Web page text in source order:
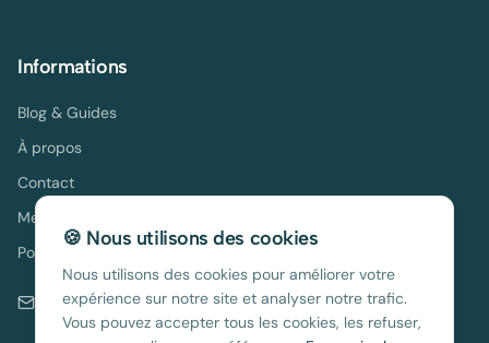
Informations
Blog & Guides
À propos
Contact
Mentions légales
Politique de confidentialité
contact@location-espagne.com
🍪 Nous utilisons des cookies
Nous utilisons des cookies pour améliorer votre
expérience sur notre site et analyser notre trafic.
Vous pouvez accepter tous les cookies, les refuser,